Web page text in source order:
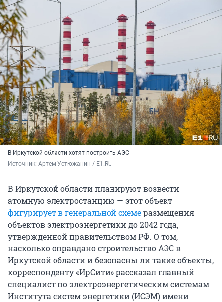
В Иркутской области хотят построить АЭС
Источник: Артем Устюжанин / E1.RU
В Иркутской области планируют возвести
атомную электростанцию — этот объект
фигурирует в генеральной схемеразмещения
объектов электроэнергетики до 2042 года,
утвержденной правительством РФ. О том,
насколько оправдано строительство АЭС в
Иркутской области и безопасны ли такие объекты,
корреспонденту «ИрСити» рассказал главный
специалист по электроэнергетическим системам
Института систем энергетики (ИСЭМ) имени